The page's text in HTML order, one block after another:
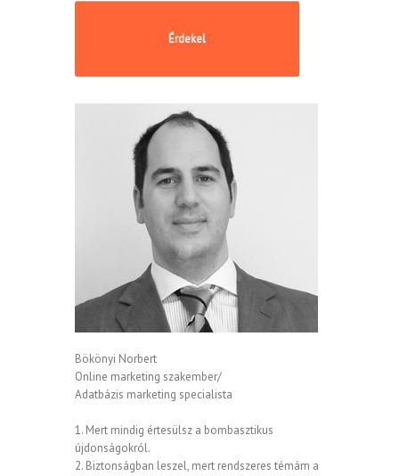
Bökönyi Norbert
Online marketing szakember/
Adatbázis marketing specialista
1. Mert mindig értesülsz a bombasztikus
újdonságokról.
2. Biztonságban leszel, mert rendszeres témám a